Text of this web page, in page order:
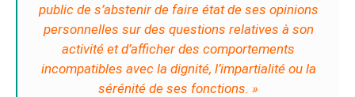
public de s’abstenir de faire état de ses opinions
personnelles sur des questions relatives à son
activité et d’afficher des comportements
incompatibles avec la dignité, l’impartialité ou la
sérénité de ses fonctions. »